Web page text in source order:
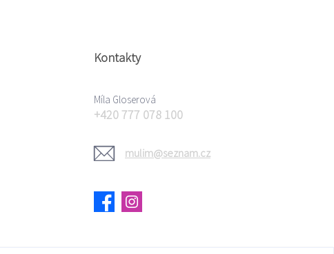
Kontakty
Míla Gloserová
+420 777 078 100
mulim@seznam.cz